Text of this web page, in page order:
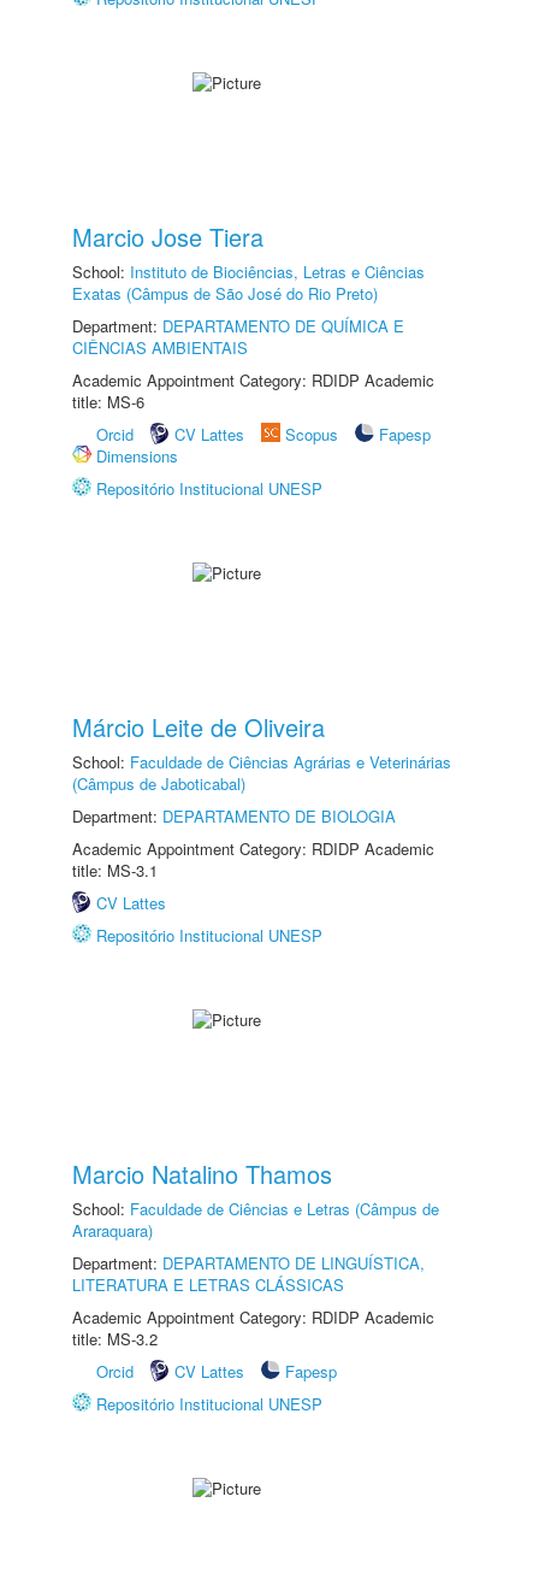
Marcio Jose Tiera
School: Instituto de Biociências, Letras e Ciências
Exatas (Câmpus de São José do Rio Preto)
Department: DEPARTAMENTO DE QUÍMICA E
CIÊNCIAS AMBIENTAIS
Academic Appointment Category: RDIDP Academic
title: MS-6
Orcid
CV Lattes Scopus
Fapesp
Dimensions
Repositório Institucional UNESP
Márcio Leite de Oliveira
School: Faculdade de Ciências Agrárias e Veterinárias
(Câmpus de Jaboticabal)
Department: DEPARTAMENTO DE BIOLOGIA
Academic Appointment Category: RDIDP Academic
title: MS-3.1
CV Lattes
Repositório Institucional UNESP
Marcio Natalino Thamos
School: Faculdade de Ciências e Letras (Câmpus de
Araraquara)
Department: DEPARTAMENTO DE LINGUÍSTICA,
LITERATURA E LETRAS CLÁSSICAS
Academic Appointment Category: RDIDP Academic
title: MS-3.2
Orcid
CV Lattes
Fapesp
Repositório Institucional UNESP